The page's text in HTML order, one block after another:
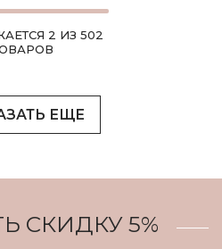
2 ИЗ 502
ЕЩЕ
СКИДКУ 5%